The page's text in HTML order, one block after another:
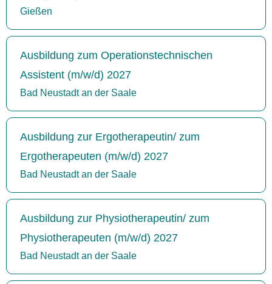
Gießen
Ausbildung zum Operationstechnischen
Assistent (m/w/d) 2027
Bad Neustadt an der Saale
Ausbildung zur Ergotherapeutin/ zum
Ergotherapeuten (m/w/d) 2027
Bad Neustadt an der Saale
Ausbildung zur Physiotherapeutin/ zum
Physiotherapeuten (m/w/d) 2027
Bad Neustadt an der Saale